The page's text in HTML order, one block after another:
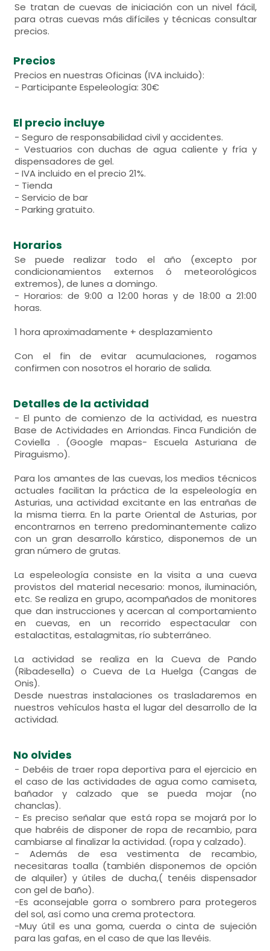
Se tratan de cuevas de iniciación con un nivel fácil,
para otras cuevas más difíciles y técnicas consultar
precios.
Precios
Precios en nuestras Oficinas (IVA incluido):
- Participante Espeleología: 30€
El precio incluye
- Seguro de responsabilidad civil y accidentes.
- Vestuarios con duchas de agua caliente y fría y
dispensadores de gel.
- IVA incluido en el precio 21%.
- Tienda
- Servicio de bar
- Parking gratuito.
Horarios
Se puede realizar todo el año (excepto por
condicionamientos externos ó meteorológicos
extremos), de lunes a domingo.
- Horarios: de 9:00 a 12:00 horas y de 18:00 a 21:00
horas.
1 hora aproximadamente + desplazamiento
Con el fin de evitar acumulaciones, rogamos
confirmen con nosotros el horario de salida.
Detalles de la actividad
- El punto de comienzo de la actividad, es nuestra
Base de Actividades en Arriondas. Finca Fundición de
Coviella . (Google mapas- Escuela Asturiana de
Piraguismo).
Para los amantes de las cuevas, los medios técnicos
actuales facilitan la práctica de la espeleología en
Asturias, una actividad excitante en las entrañas de
la misma tierra. En la parte Oriental de Asturias, por
encontrarnos en terreno predominantemente calizo
con un gran desarrollo kárstico, disponemos de un
gran número de grutas.
La espeleología consiste en la visita a una cueva
provistos del material necesario: monos, iluminación,
etc. Se realiza en grupo, acompañados de monitores
que dan instrucciones y acercan al comportamiento
en cuevas, en un recorrido espectacular con
estalactitas, estalagmitas, río subterráneo.
La actividad se realiza en la Cueva de Pando
(Ribadesella) o Cueva de La Huelga (Cangas de
Onis).
Desde nuestras instalaciones os trasladaremos en
nuestros vehículos hasta el lugar del desarrollo de la
actividad.
No olvides
- Debéis de traer ropa deportiva para el ejercicio en
el caso de las actividades de agua como camiseta,
bañador y calzado que se pueda mojar (no
chanclas).
- Es preciso señalar que está ropa se mojará por lo
que habréis de disponer de ropa de recambio, para
cambiarse al finalizar la actividad. (ropa y calzado).
- Además de esa vestimenta de recambio,
necesitaras toalla (también disponemos de opción
de alquiler) y útiles de ducha,( tenéis dispensador
con gel de baño).
-Es aconsejable gorra o sombrero para protegeros
del sol, así como una crema protectora.
-Muy útil es una goma, cuerda o cinta de sujeción
para las gafas, en el caso de que las llevéis.